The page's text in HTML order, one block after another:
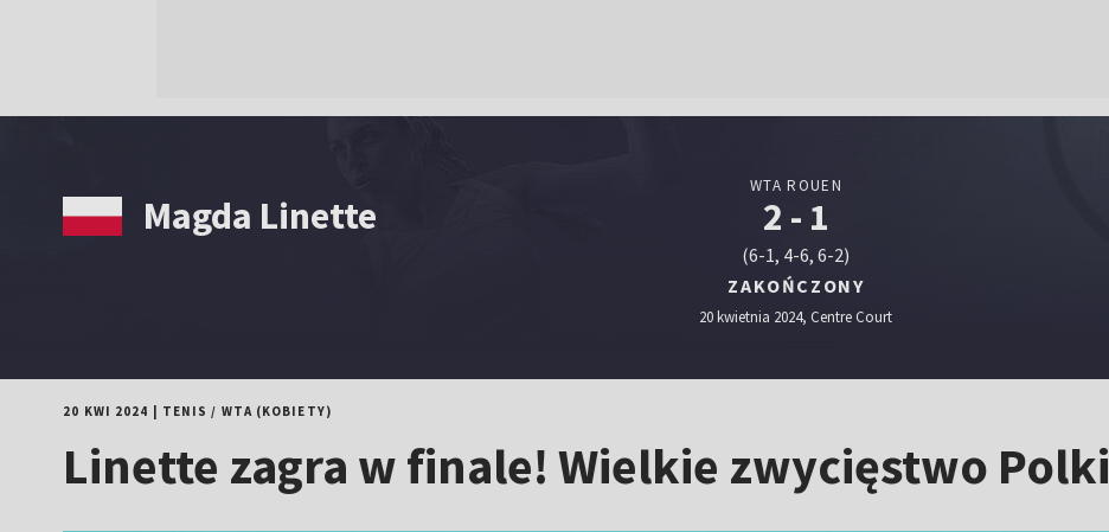
Magda Linette
WTA ROUEN
2 - 1
(6-1, 4-6, 6-2)
ZAKOŃCZONY
20 kwietnia 2024, Centre Court
20 KWI 2024 TENIS / WTA (KOBIETY)
Linette zagra w finale! Wielkie zwycięstwo Polki